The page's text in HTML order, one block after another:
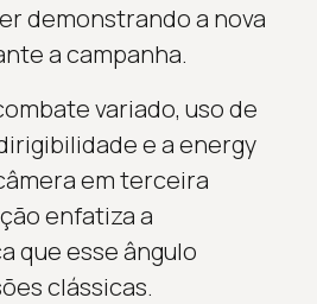
demonstrando a nova
a campanha.
variado, uso de
e a energy
em terceira
enfatiza a
que esse ângulo
clássicas.